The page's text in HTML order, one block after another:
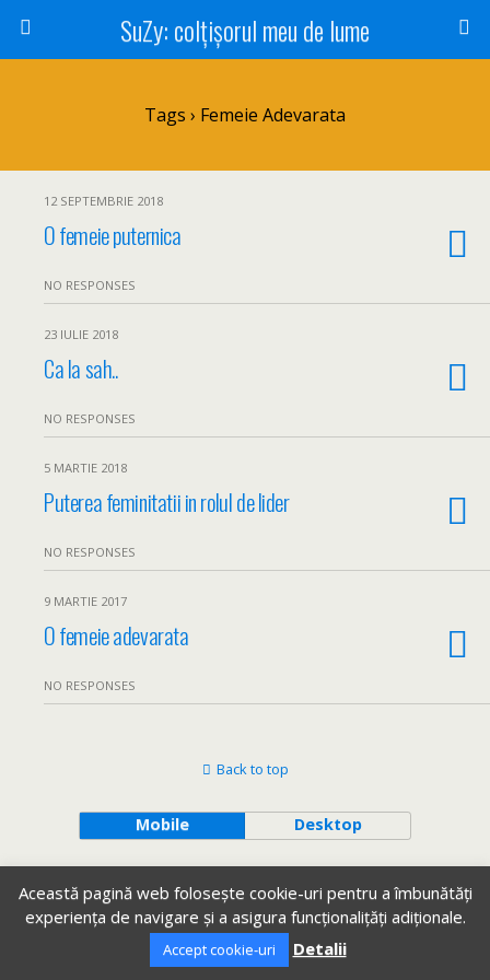
SuZy: colţişorul meu de lume
Tags › Femeie Adevarata
12 SEPTEMBRIE 2018
O femeie puternica
NO RESPONSES
23 IULIE 2018
Ca la sah..
NO RESPONSES
5 MARTIE 2018
Puterea feminitatii in rolul de lider
NO RESPONSES
9 MARTIE 2017
O femeie adevarata
NO RESPONSES
Back to top
Mobile Desktop
Această pagină web folosește cookie-uri pentru a îmbunătăți
experiența de navigare și a asigura funcționalițăți adiționale.
Accept cookie-uri Detalii